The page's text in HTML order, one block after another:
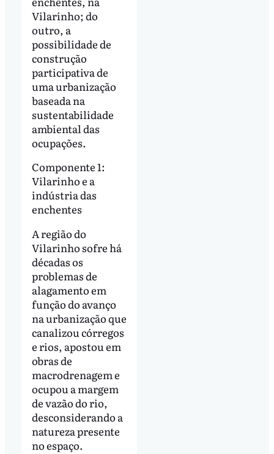
Vilarinho; do
outro, a
possibilidade de
construção
participativa de
uma urbanização
baseada na
sustentabilidade
ambiental das
ocupações.
Componente 1:
Vilarinho e a
indústria das
enchentes
A região do
Vilarinho sofre há
décadas os
problemas de
alagamento em
função do avanço
na urbanização que
canalizou córregos
e rios, apostou em
obras de
macrodrenagem e
ocupou a margem
de vazão do rio,
desconsiderando a
natureza presente
no espaço.